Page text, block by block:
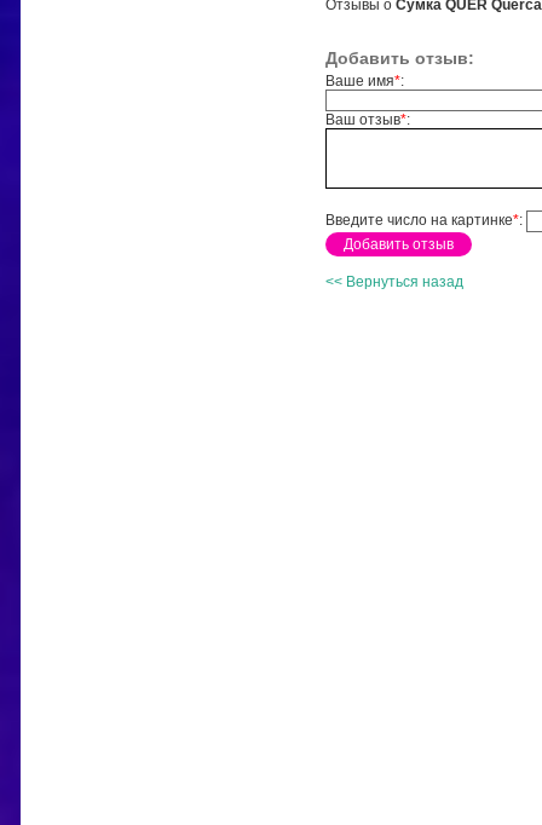
Отзывы о Сумка QUER
Добавить отзыв:
Ваше имя*:
Ваш отзыв*:
Введите число на картинке*:
<< Вернуться назад